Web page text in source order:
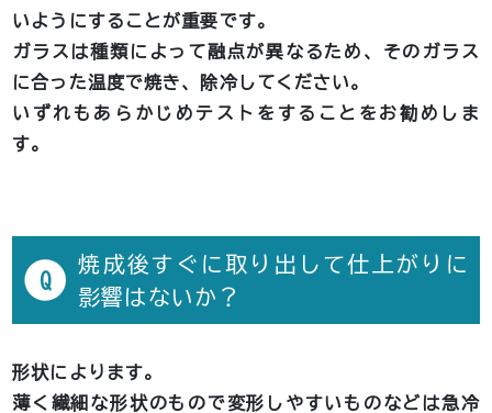
いようにすることが重要です。
ガラスは種類によって融点が異なるため、そのガラス
に合った温度で焼き、除冷してください。
いずれもあらかじめテストをすることをお勧めしま
す。
Q
焼成後すぐに取り出して仕上がりに
影響はないか？
形状によります。
薄く繊細な形状のもので変形しやすいものなどは急冷